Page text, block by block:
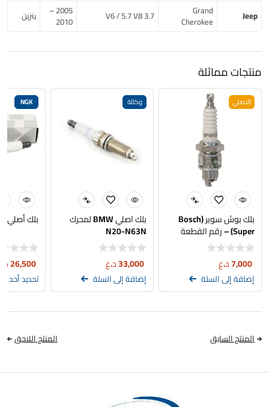
Jeep
Grand
Cherokee
3.7 V6 / 5.7 V8
2005 –
2010 بنزين
منتجات مماثلة
الاصلي
بلك بوش سوبر (Bosch
Super) – رقم القطعة
0241235741 (W7DC)
7,000د.ع
إضافة إلى السلة
وكالة
بلك اصلي BMW لمحرك
N20-N63N
33,000د.ع
إضافة إلى السلة
NGK
بلك أصلي N52N – BMW
26,500
تحديد أحد
المنتج السابق المنتج اللاحق